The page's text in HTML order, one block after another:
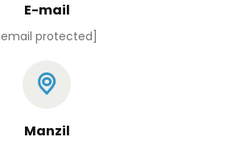
E-mail
[email protected]
Manzil